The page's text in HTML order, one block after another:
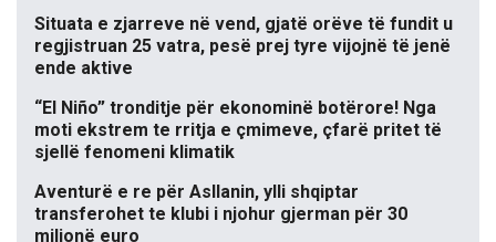
Situata e zjarreve në vend, gjatë orëve të fundit u
regjistruan 25 vatra, pesë prej tyre vijojnë të jenë
ende aktive
“El Niño” tronditje për ekonominë botërore! Nga
moti ekstrem te rritja e çmimeve, çfarë pritet të
sjellë fenomeni klimatik
Aventurë e re për Asllanin, ylli shqiptar
transferohet te klubi i njohur gjerman për 30
milionë euro